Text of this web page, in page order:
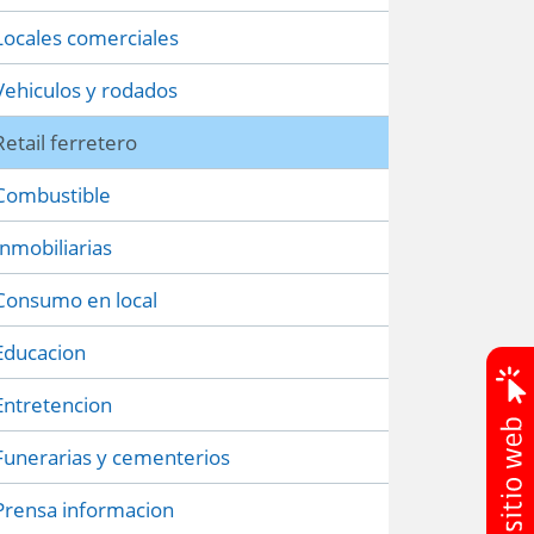
comerciales
y rodados
ferretero
en local
y cementerios
informacion